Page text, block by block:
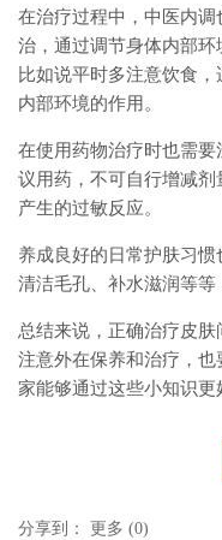
在治疗过程中，中医内
治，通过调节身体内部环
比如说平时多注意饮食
内部环境的作用。
在使用药物治疗时也需
议用药，不可自行增减
产生的过敏反应。
养成良好的日常护肤习惯
清洁毛孔、补水滋润等等
总结来说，正确治疗皮
注意外在保养和治疗，
家能够通过这些小知识更
分享到： 更多 (0)